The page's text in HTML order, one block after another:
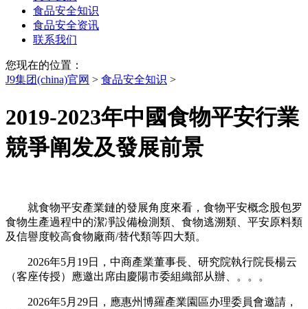
食品安全知识
食品安全资讯
联系我们
您现在的位置：
J9集团(china)官网 > 食品安全知识 >
2019-2023年中國食物平安行業
競爭阐发及發展前景
就食物平安產業鏈的發展角度來看，食物平安概念股包罗
食物生產過程中的潔凈設備檢測類、食物逃溯類、平安原料類
及信譽度較高食物廠商/替代類等四大類。
2026年5月19日，中商產業董事長、研究院執行院長楊云
（客座传授）應邀出席由慶陽市委組織部从辦、。。。
2026年5月29日，應惠州博羅產業園區办理委員會邀請，